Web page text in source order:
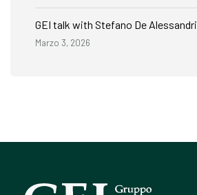
GEI talk with Stefano De Alessandri
Marzo 3, 2026